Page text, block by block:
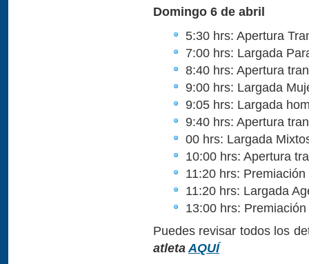
Domingo 6 de abril
5:30 hrs: Apertura
7:00 hrs: Largada
8:40 hrs: Apertura
9:00 hrs: Largada
9:05 hrs: Largada
9:40 hrs: Apertura
00 hrs: Largada
10:00 hrs: Apertura
11:20 hrs: Premiación
11:20 hrs: Largada
13:00 hrs: Premiación
Puedes revisar todos los
atletaAQUÍ